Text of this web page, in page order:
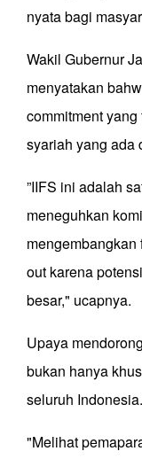
nyata bagi
Wakil Gubernur
menyatakan
commitment
syariah yang ada
”IIFS ini adalah
meneguhkan
out karena
besar," ucapnya.
Upaya
bukan hanya
seluruh Indonesia.
"Melihat